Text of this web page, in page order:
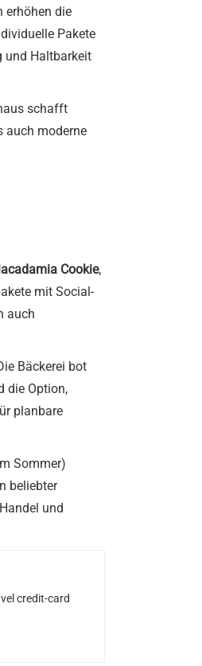
erhöhen die
Pakete
und Haltbarkeit
schafft
auch moderne
Cookie,
mit Social-
auch
Bäckerei bot
die Option,
planbare
Sommer)
beliebter
und
credit-card